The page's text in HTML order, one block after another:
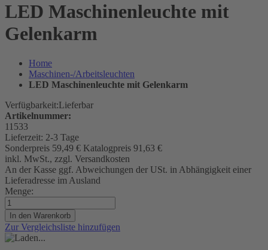
LED Maschinenleuchte mit
Gelenkarm
Home
Maschinen-/Arbeitsleuchten
LED Maschinenleuchte mit Gelenkarm
Verfügbarkeit:Lieferbar
Artikelnummer:
11533
Lieferzeit: 2-3 Tage
Sonderpreis 59,49 € Katalogpreis 91,63 €
inkl. MwSt., zzgl. Versandkosten
An der Kasse ggf. Abweichungen der USt. in Abhängigkeit einer
Lieferadresse im Ausland
Menge:
In den Warenkorb
Zur Vergleichsliste hinzufügen